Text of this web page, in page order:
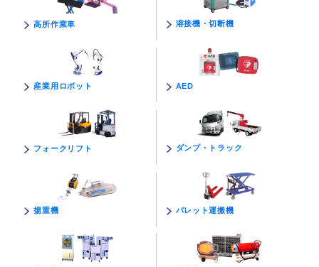
高所作業車 溶接機・切断機
産業用ロボット AED
フォークリフト ダンプ・トラック
揚重機 パレット運搬機